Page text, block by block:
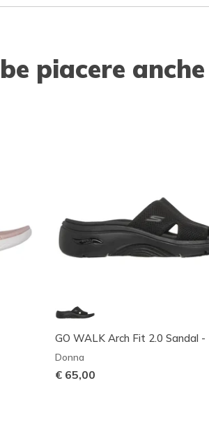
piacere anche
GO WALK Arch Fit 2.0 Sandal
Donna
€ 65,00